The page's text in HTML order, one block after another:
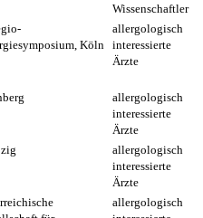
Wissenschaftler
Köln
allergologisch
interessierte
Ärzte
allergologisch
interessierte
Ärzte
allergologisch
interessierte
Ärzte
allergologisch